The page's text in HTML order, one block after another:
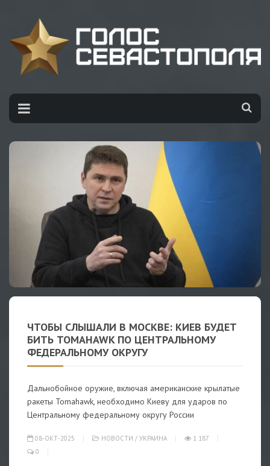
ЧТОБЫ СЛЫШАЛИ В МОСКВЕ: КИЕВ БУДЕТ
БИТЬ TOMAHAWK ПО ЦЕНТРАЛЬНОМУ
ФЕДЕРАЛЬНОМУ ОКРУГУ
Дальнобойное оружие, включая американские крылатые
ракеты Tomahawk, необходимо Киеву для ударов по
Центральному федеральному округу России
08-ОКТ-2025 НОВОСТИ / УКРАИНА
1 187
0